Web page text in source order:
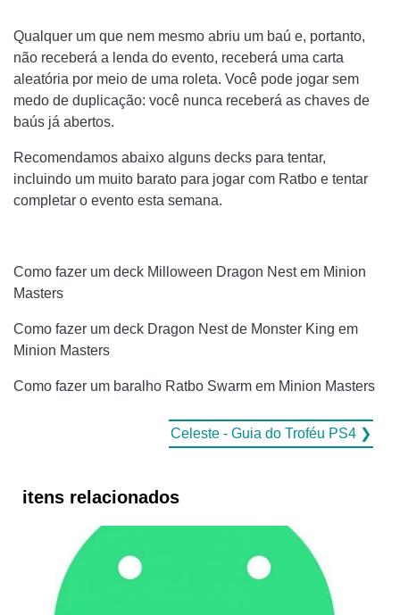
Qualquer um que nem mesmo abriu um baú e, portanto,
não receberá a lenda do evento, receberá uma carta
aleatória por meio de uma roleta. Você pode jogar sem
medo de duplicação: você nunca receberá as chaves de
baús já abertos.
Recomendamos abaixo alguns decks para tentar,
incluindo um muito barato para jogar com Ratbo e tentar
completar o evento esta semana.
Como fazer um deck Milloween Dragon Nest em Minion
Masters
Como fazer um deck Dragon Nest de Monster King em
Minion Masters
Como fazer um baralho Ratbo Swarm em Minion Masters
Celeste - Guia do Troféu PS4 ❯
itens relacionados